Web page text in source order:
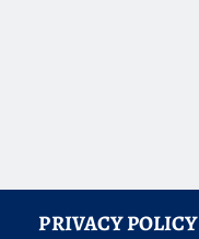
PRIVACY POLICY